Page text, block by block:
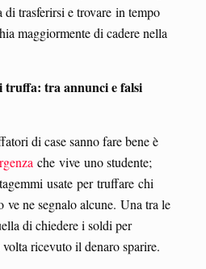
di trasferirsi e trovare in tempo
maggiormente di cadere nella
truffa: tra annunci e falsi
di case sanno fare bene è
che vive uno studente;
usate per truffare chi
ve ne segnalo alcune. Una tra le
di chiedere i soldi per
ricevuto il denaro sparire.